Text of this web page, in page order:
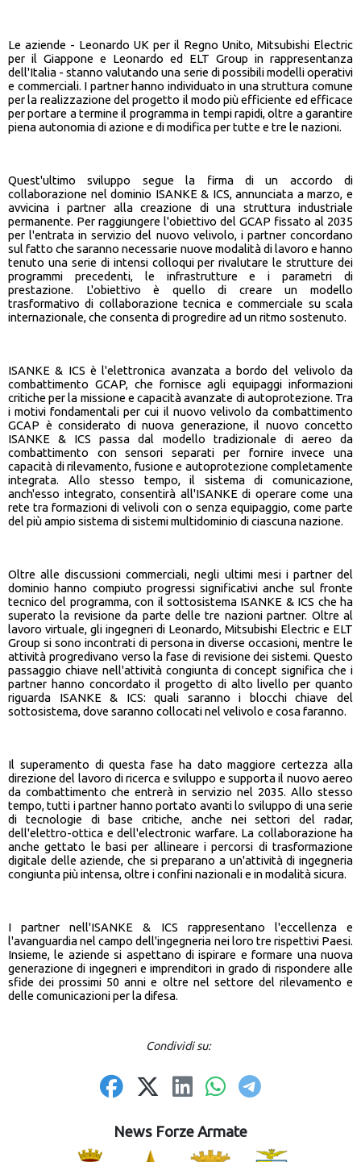
Le aziende - Leonardo UK per il Regno Unito, Mitsubishi Electric
per il Giappone e Leonardo ed ELT Group in rappresentanza
dell'Italia - stanno valutando una serie di possibili modelli operativi
e commerciali. I partner hanno individuato in una struttura comune
per la realizzazione del progetto il modo più efficiente ed efficace
per portare a termine il programma in tempi rapidi, oltre a garantire
piena autonomia di azione e di modifica per tutte e tre le nazioni.
Quest'ultimo sviluppo segue la firma di un accordo di
collaborazione nel dominio ISANKE & ICS, annunciata a marzo, e
avvicina i partner alla creazione di una struttura industriale
permanente. Per raggiungere l'obiettivo del GCAP fissato al 2035
per l'entrata in servizio del nuovo velivolo, i partner concordano
sul fatto che saranno necessarie nuove modalità di lavoro e hanno
tenuto una serie di intensi colloqui per rivalutare le strutture dei
programmi precedenti, le infrastrutture e i parametri di
prestazione. L'obiettivo è quello di creare un modello
trasformativo di collaborazione tecnica e commerciale su scala
internazionale, che consenta di progredire ad un ritmo sostenuto.
ISANKE & ICS è l'elettronica avanzata a bordo del velivolo da
combattimento GCAP, che fornisce agli equipaggi informazioni
critiche per la missione e capacità avanzate di autoprotezione. Tra
i motivi fondamentali per cui il nuovo velivolo da combattimento
GCAP è considerato di nuova generazione, il nuovo concetto
ISANKE & ICS passa dal modello tradizionale di aereo da
combattimento con sensori separati per fornire invece una
capacità di rilevamento, fusione e autoprotezione completamente
integrata. Allo stesso tempo, il sistema di comunicazione,
anch'esso integrato, consentirà all'ISANKE di operare come una
rete tra formazioni di velivoli con o senza equipaggio, come parte
del più ampio sistema di sistemi multidominio di ciascuna nazione.
Oltre alle discussioni commerciali, negli ultimi mesi i partner del
dominio hanno compiuto progressi significativi anche sul fronte
tecnico del programma, con il sottosistema ISANKE & ICS che ha
superato la revisione da parte delle tre nazioni partner. Oltre al
lavoro virtuale, gli ingegneri di Leonardo, Mitsubishi Electric e ELT
Group si sono incontrati di persona in diverse occasioni, mentre le
attività progredivano verso la fase di revisione dei sistemi. Questo
passaggio chiave nell'attività congiunta di concept significa che i
partner hanno concordato il progetto di alto livello per quanto
riguarda ISANKE & ICS: quali saranno i blocchi chiave del
sottosistema, dove saranno collocati nel velivolo e cosa faranno.
Il superamento di questa fase ha dato maggiore certezza alla
direzione del lavoro di ricerca e sviluppo e supporta il nuovo aereo
da combattimento che entrerà in servizio nel 2035. Allo stesso
tempo, tutti i partner hanno portato avanti lo sviluppo di una serie
di tecnologie di base critiche, anche nei settori del radar,
dell'elettro-ottica e dell'electronic warfare. La collaborazione ha
anche gettato le basi per allineare i percorsi di trasformazione
digitale delle aziende, che si preparano a un'attività di ingegneria
congiunta più intensa, oltre i confini nazionali e in modalità sicura.
I partner nell'ISANKE & ICS rappresentano l'eccellenza e
l'avanguardia nel campo dell'ingegneria nei loro tre rispettivi Paesi.
Insieme, le aziende si aspettano di ispirare e formare una nuova
generazione di ingegneri e imprenditori in grado di rispondere alle
sfide dei prossimi 50 anni e oltre nel settore del rilevamento e
delle comunicazioni per la difesa.
Condividi su:
News Forze Armate